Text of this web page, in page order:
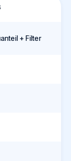
+ Filter